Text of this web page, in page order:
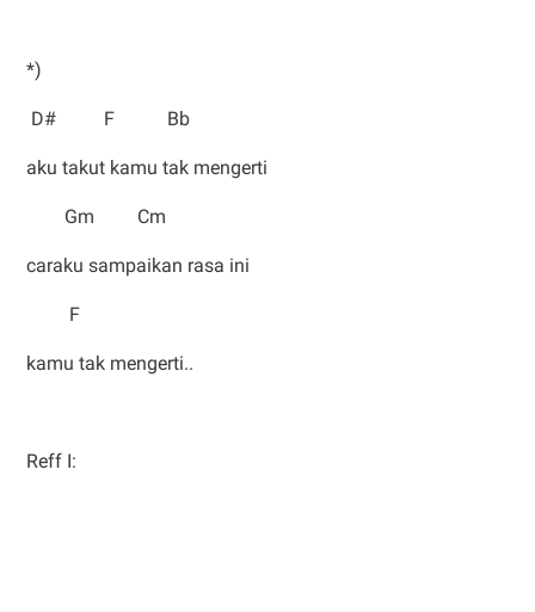
*)
D# F Bb
aku takut kamu tak mengerti
Gm Cm
caraku sampaikan rasa ini
F
kamu tak mengerti..
Reff I: